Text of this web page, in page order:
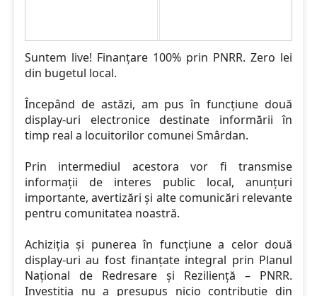
Suntem live! Finanțare 100% prin PNRR. Zero lei
din bugetul local.
Începând de astăzi, am pus în funcțiune două
display-uri electronice destinate informării în
timp real a locuitorilor comunei Smârdan.
Prin intermediul acestora vor fi transmise
informații de interes public local, anunțuri
importante, avertizări și alte comunicări relevante
pentru comunitatea noastră.
Achiziția și punerea în funcțiune a celor două
display-uri au fost finanțate integral prin Planul
Național de Redresare și Reziliență – PNRR.
Investiția nu a presupus nicio contribuție din